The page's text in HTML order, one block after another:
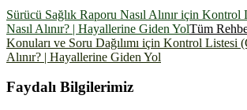
Sürücü Sağlık Raporu Nasıl Alınır için
Nasıl Alınır? | Hayallerine Giden YolTüm
Konuları ve Soru Dağılımı için Kontrol Listesi
Alınır? | Hayallerine Giden Yol
Faydalı Bilgilerimiz